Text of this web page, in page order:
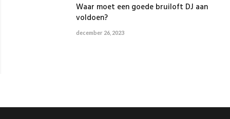
Waar moet een goede bruiloft DJ aan
voldoen?
december 26, 2023